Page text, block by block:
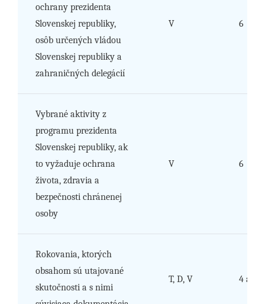
ochrany prezidenta
Slovenskej republiky,
osôb určených vládou
Slovenskej republiky a
zahraničných delegácií
V 6
Vybrané aktivity z
programu prezidenta
Slovenskej republiky, ak
to vyžaduje ochrana
života, zdravia a
bezpečnosti chránenej
osoby
V 6
Rokovania, ktorých
obsahom sú utajované
skutočnosti a s nimi
T, D, V 4 až 6